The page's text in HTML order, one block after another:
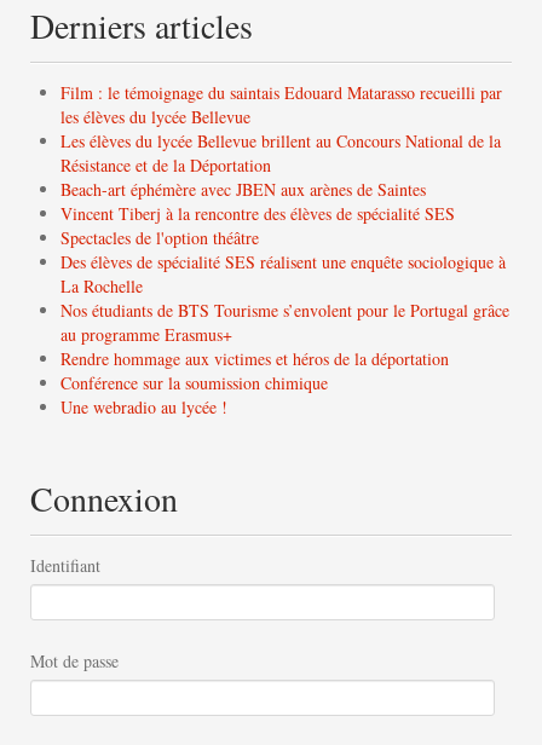
Derniers articles
Film : le témoignage du saintais Edouard Matarasso recueilli par
les élèves du lycée Bellevue
Les élèves du lycée Bellevue brillent au Concours National de la
Résistance et de la Déportation
Beach-art éphémère avec JBEN aux arènes de Saintes
Vincent Tiberj à la rencontre des élèves de spécialité SES
Spectacles de l'option théâtre
Des élèves de spécialité SES réalisent une enquête sociologique à
La Rochelle
Nos étudiants de BTS Tourisme s’envolent pour le Portugal grâce
au programme Erasmus+
Rendre hommage aux victimes et héros de la déportation
Conférence sur la soumission chimique
Une webradio au lycée !
Connexion
Identifiant
Mot de passe